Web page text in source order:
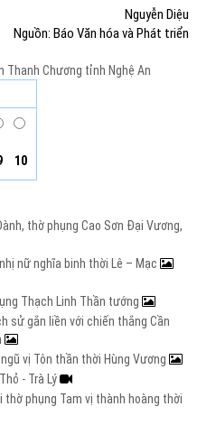
Nguyễn Diệu
Nguồn: Báo Văn hóa và Phát triển
Thanh Chương tỉnh Nghệ An
10
thờ phụng Cao Sơn Đại Vương,
nữ nghĩa binh thời Lê – Mạc
Thạch Linh Thần tướng
sử gắn liền với chiến thắng Cần
vị Tôn thần thời Hùng Vương
- Trà Lý
thờ phụng Tam vị thành hoàng thời